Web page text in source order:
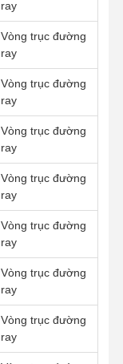
ray
Vòng trục đường
ray
Vòng trục đường
ray
Vòng trục đường
ray
Vòng trục đường
ray
Vòng trục đường
ray
Vòng trục đường
ray
Vòng trục đường
ray